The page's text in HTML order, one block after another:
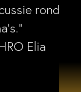
rond
Elia